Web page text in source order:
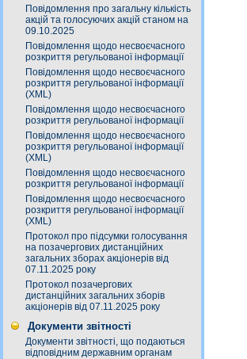
Повідомлення про загальну кількість
акцій та голосуючих акцій станом на
09.10.2025
Повідомлення щодо несвоєчасного
розкриття регульованої інформації
Повідомлення щодо несвоєчасного
розкриття регульованої інформації
(XML)
Повідомлення щодо несвоєчасного
розкриття регульованої інформації
Повідомлення щодо несвоєчасного
розкриття регульованої інформації
(XML)
Повідомлення щодо несвоєчасного
розкриття регульованої інформації
Повідомлення щодо несвоєчасного
розкриття регульованої інформації
(XML)
Протокол про підсумки голосування
на позачергових дистанційних
загальних зборах акціонерів від
07.11.2025 року
Протокол позачергових
дистанційних загальних зборів
акціонерів від 07.11.2025 року
Документи звітності
Документи звітності, що подаються
відповідним державним органам